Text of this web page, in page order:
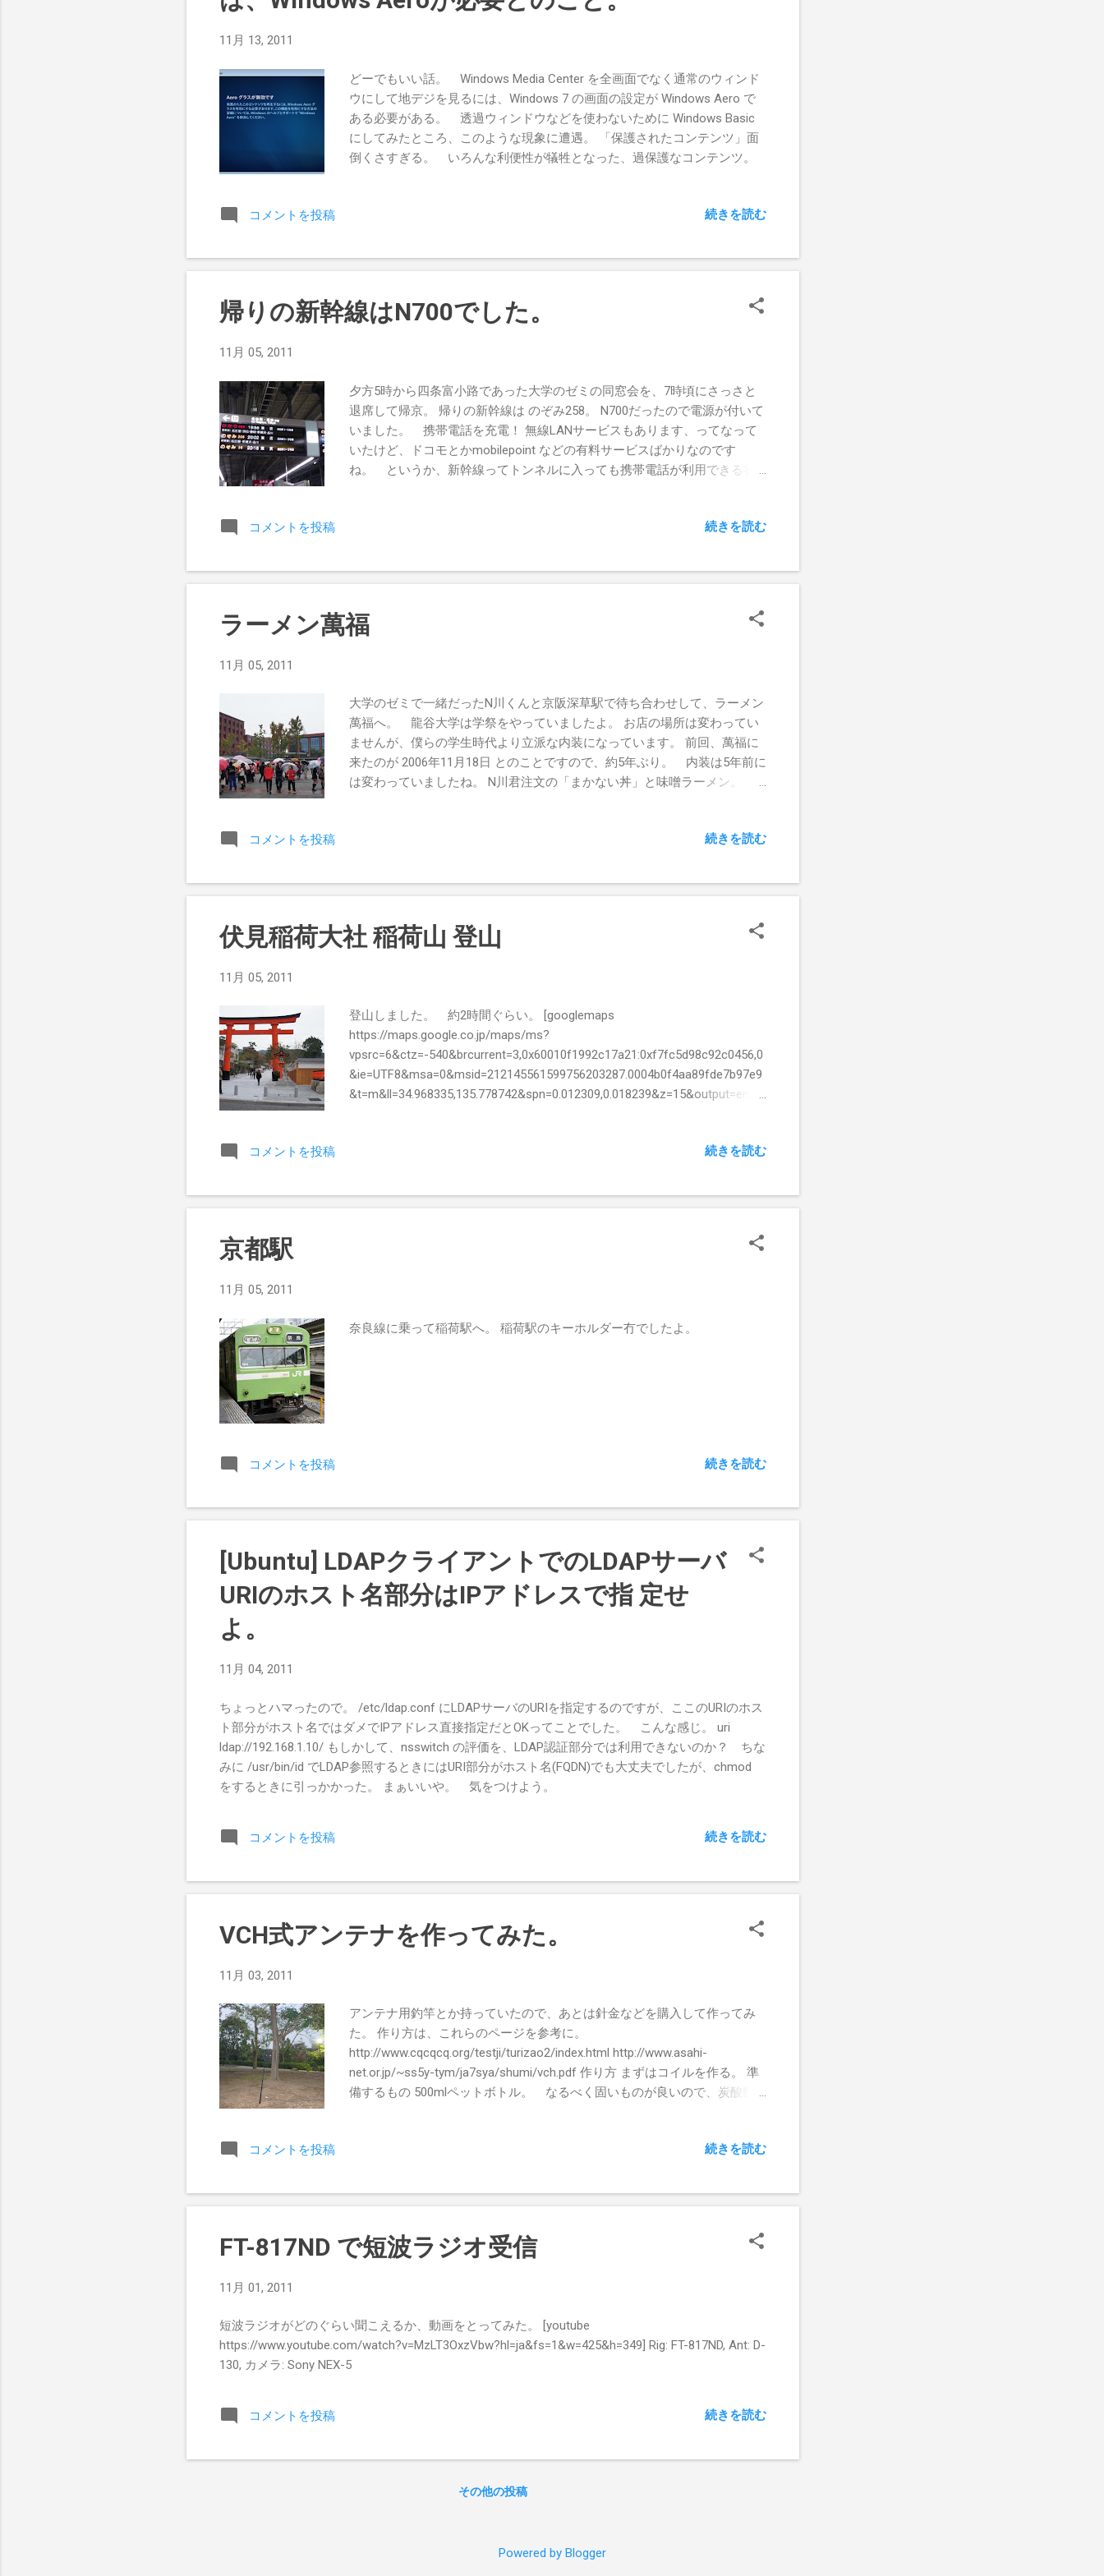
11月 13, 2011
どーでもいい話。 Windows Media Center を全画面でなく通常のウィンド
ウにして地デジを見るには、Windows 7 の画面の設定が Windows Aero で
ある必要がある。 透過ウィンドウなどを使わないために Windows Basic
にしてみたところ、このような現象に遭遇。 「保護されたコンテンツ」面
倒くさすぎる。 いろんな利便性が犠牲となった、過保護なコンテンツ。
コメントを投稿 続きを読む
帰りの新幹線はN700でした。
11月 05, 2011
夕方5時から四条富小路であった大学のゼミの同窓会を、7時頃にさっさと
退席して帰京。 帰りの新幹線は のぞみ258。 N700だったので電源が付いて
いました。 携帯電話を充電！ 無線LANサービスもあります、ってなって
いたけど、ドコモとかmobilepoint などの有料サービスばかりなのです
ね。 というか、新幹線ってトンネルに入っても携帯電話が利用できる状
コメントを投稿 続きを読む
ラーメン萬福
11月 05, 2011
大学のゼミで一緒だったN川くんと京阪深草駅で待ち合わせして、ラーメン
萬福へ。 龍谷大学は学祭をやっていましたよ。 お店の場所は変わってい
ませんが、僕らの学生時代より立派な内装になっています。 前回、萬福に
来たのが 2006年11月18日 とのことですので、約5年ぶり。 内装は5年前に
は変わっていましたね。 N川君注文の「まかない丼」と味噌ラーメン。
の時には、OB/OGが来るから待機しているんだよ。 来る客の注文がだい
と。 さすが！ 帰りがけにマスターが「よかったら食べログとかに書いて
おいてよ！」ってことだったので、写真とか載せました。 食べログ 萬福 ま
コメントを投稿 続きを読む
伏見稲荷大社 稲荷山 登山
11月 05, 2011
登山しました。 約2時間ぐらい。 [googlemaps
https://maps.google.co.jp/maps/ms?
vpsrc=6&ctz=-540&brcurrent=3,0x60010f1992c17a21:0xf7fc5d98c92c0456,0
&ie=UTF8&msa=0&msid=212145561599756203287.0004b0f4aa89fde7b97e9
&t=m&ll=34.968335,135.778742&spn=0.012309,0.018239&z=15&output=embe
コメントを投稿 続きを読む
京都駅
11月 05, 2011
奈良線に乗って稲荷駅へ。 稲荷駅のキーホルダー冇でしたよ。
コメントを投稿 続きを読む
[Ubuntu] LDAPクライアントでのLDAPサーバ
URIのホスト名部分はIPアドレスで指 定せ
よ。
11月 04, 2011
ちょっとハマったので。 /etc/ldap.conf にLDAPサーバのURIを指定するのですが、ここのURIのホス
ト部分がホスト名ではダメでIPアドレス直接指定だとOKってことでした。 こんな感じ。 uri
ldap://192.168.1.10/ もしかして、nsswitch の評価を、LDAP認証部分では利用できないのか？ ちな
みに /usr/bin/id でLDAP参照するときにはURI部分がホスト名(FQDN)でも大丈夫でしたが、chmod
をするときに引っかかった。 まぁいいや。 気をつけよう。
コメントを投稿 続きを読む
VCH式アンテナを作ってみた。
11月 03, 2011
アンテナ用釣竿とか持っていたので、あとは針金などを購入して作ってみ
た。 作り方は、これらのページを参考に。
http://www.cqcqcq.org/testji/turizao2/index.html http://www.asahi-
net.or.jp/~ss5y-tym/ja7sya/shumi/vch.pdf 作り方 まずはコイルを作る。 準
備するもの 500mlペットボトル。 なるべく固いものが良いので、炭酸飲
い張る。 このあとに針金を巻くので、位置をあわせておくこと。 針金を30
巻く 針金ってバネのような動きをするので、巻いている途中に外れてビヨ
ーンっとなる。 端っこを固定しておくと良い。 30回以上巻いておく 片方
の端っこに、丈夫のエレメントを取り付けるので、適当なコネクタをかし
めておくとよい。 バランの作り方 よく分かんなかったので、2:1のバラン担
アンテナつないで受信してみたところ、7MHzで大阪府堺市からのSSBが聞
こえた。 あとはチューナーとかつければ良いのだろう。 今日はとりあえ
ずココまで。
コメントを投稿 続きを読む
FT-817ND で短波ラジオ受信
11月 01, 2011
短波ラジオがどのぐらい聞こえるか、動画をとってみた。 [youtube
https://www.youtube.com/watch?v=MzLT3OxzVbw?hl=ja&fs=1&w=425&h=349] Rig: FT-817ND, Ant: D-
130, カメラ: Sony NEX-5
コメントを投稿 続きを読む
その他の投稿
Powered by Blogger